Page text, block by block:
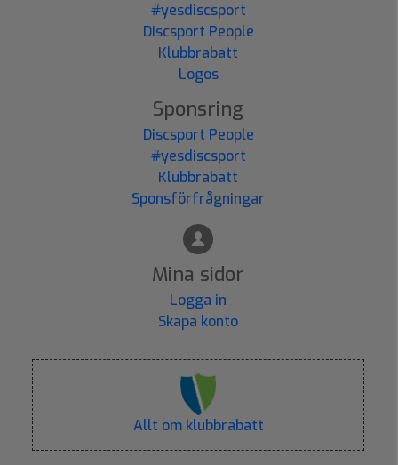
#yesdiscsport
Discsport People
Klubbrabatt
Logos
Sponsring
Discsport People
#yesdiscsport
Klubbrabatt
Sponsförfrågningar
Mina sidor
Logga in
Skapa konto
Allt om klubbrabatt